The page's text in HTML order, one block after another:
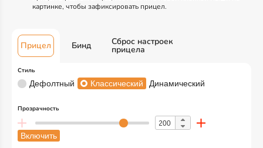
картинке, чтобы зафиксировать прицел.
Прицел Бинд Сброс настроек
прицела
Стиль
Дефолтный Классический Динамический
Прозрачность
Включить